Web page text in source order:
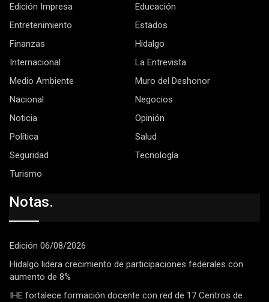
Edición Impresa
Educación
Entretenimiento
Estados
Finanzas
Hidalgo
Internacional
La Entrevista
Medio Ambiente
Muro del Deshonor
Nacional
Negocios
Noticia
Opinión
Política
Salud
Seguridad
Tecnología
Turismo
Notas.
Edición 06/08/2026
Hidalgo lidera crecimiento de participaciones federales con
aumento de 8%
IHE fortalece formación docente con red de 17 Centros de